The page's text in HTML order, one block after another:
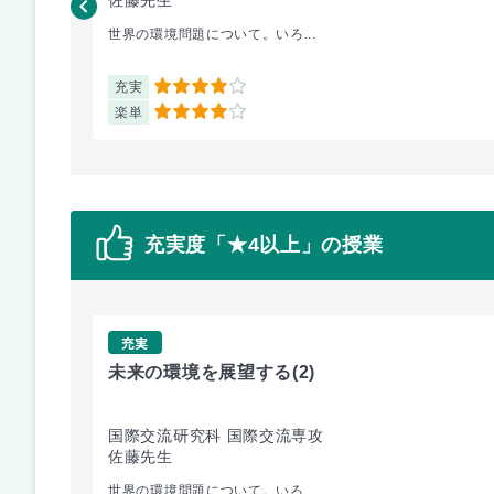
世界の環境問題について。いろ...
充実 4
楽単 4
充実度「★4以上」の授業
充実
未来の環境を展望する(2)
国際交流研究科 国際交流専攻
佐藤先生
世界の環境問題について。いろ...